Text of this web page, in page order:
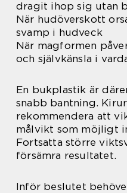
dragit ihop sig utan
När hudöverskott
svamp i hudveck
När magformen
och självkänsla i
En bukplastik är
snabb bantning.
rekommendera att
målvikt som möjligt
Fortsatta större
försämra resultatet.
Inför beslutet